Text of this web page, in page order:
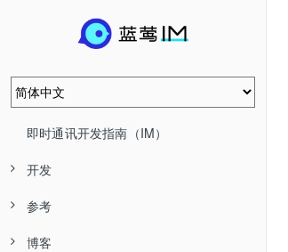
即时通讯开发指南（IM）
开发
参考
博客